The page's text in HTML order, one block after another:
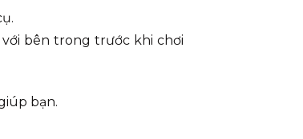
bên trong trước khi chơi
bạn.